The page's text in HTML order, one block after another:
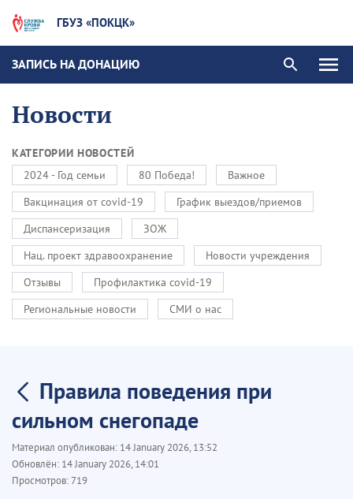
ГБУЗ «ПОКЦК»
ЗАПИСЬ НА ДОНАЦИЮ
Новости
КАТЕГОРИИ НОВОСТЕЙ
2024 - Год семьи
80 Победа!
Важное
Вакцинация от covid-19
График выездов/приемов
Диспансеризация
ЗОЖ
Нац. проект здравоохранение
Новости учреждения
Отзывы
Профилактика covid-19
Региональные новости
СМИ о нас
Правила поведения при
сильном снегопаде
Материал опубликован: 14 January 2026, 13:52
Обновлён: 14 January 2026, 14:01
Просмотров:719